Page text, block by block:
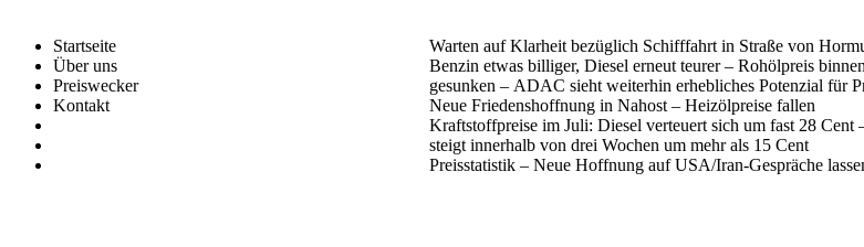
Startseite
Über uns
Preiswecker
Kontakt
Warten auf Klarheit bezüglich Schifffahrt in Straße von
Benzin etwas billiger, Diesel erneut teurer – Rohölpreis
gesunken – ADAC sieht weiterhin erhebliches Potenzial für
Neue Friedenshoffnung in Nahost – Heizölpreise fallen
Kraftstoffpreise im Juli: Diesel verteuert sich um fast 28
steigt innerhalb von drei Wochen um mehr als 15 Cent
Preisstatistik – Neue Hoffnung auf USA/Iran-Gespräche